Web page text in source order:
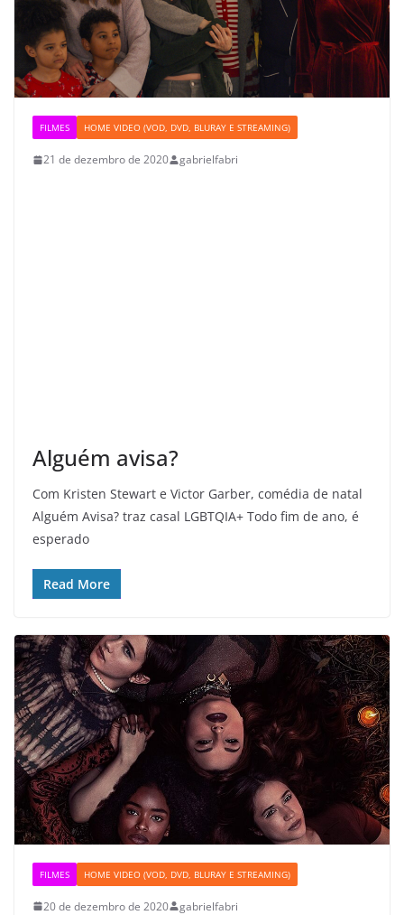
FILMES HOME VIDEO (VOD, DVD, BLURAY E STREAMING)
21 de dezembro de 2020 gabrielfabri
Alguém avisa?
Com Kristen Stewart e Victor Garber, comédia de natal
Alguém Avisa? traz casal LGBTQIA+ Todo fim de ano, é
esperado
Read More
FILMES HOME VIDEO (VOD, DVD, BLURAY E STREAMING)
20 de dezembro de 2020 gabrielfabri